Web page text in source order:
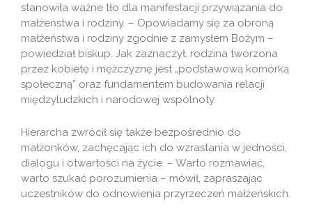
stanowiła ważne tło dla manifestacji przywiązania do
małżeństwa i rodziny. – Opowiadamy się za obroną
małżeństwa i rodziny zgodnie z zamysłem Bożym –
powiedział biskup. Jak zaznaczył, rodzina tworzona
przez kobietę i mężczyznę jest „podstawową komórką
społeczną” oraz fundamentem budowania relacji
międzyludzkich i narodowej wspólnoty.
Hierarcha zwrócił się także bezpośrednio do
małżonków, zachęcając ich do wzrastania w jedności,
dialogu i otwartości na życie. – Warto rozmawiać,
warto szukać porozumienia – mówił, zapraszając
uczestników do odnowienia przyrzeczeń małżeńskich.